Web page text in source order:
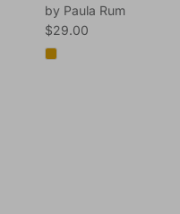
by Paula Rum
Regular price
$29.00